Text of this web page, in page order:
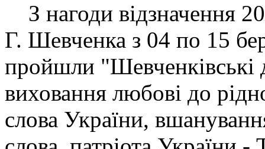
З нагоди відзначення
Г. Шевченка з 04 по 15
пройшли "Шевченківські
виховання любові до
слова України,